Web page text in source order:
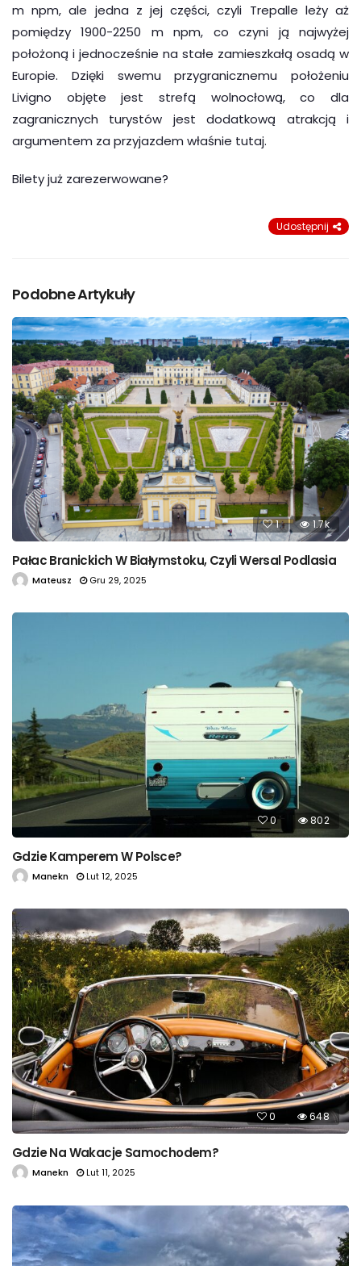
m npm, ale jedna z jej części, czyli Trepalle leży aż
pomiędzy 1900-2250 m npm, co czyni ją najwyżej
położoną i jednocześnie na stałe zamieszkałą osadą w
Europie. Dzięki swemu przygranicznemu położeniu
Livigno objęte jest strefą wolnocłową, co dla
zagranicznych turystów jest dodatkową atrakcją i
argumentem za przyjazdem właśnie tutaj.
Bilety już zarezerwowane?
Udostępnij
Podobne Artykuły
1 1.7k
Pałac Branickich W Białymstoku, Czyli Wersal Podlasia
Mateusz Gru 29, 2025
0 802
Gdzie Kamperem W Polsce?
Manekn Lut 12, 2025
0 648
Gdzie Na Wakacje Samochodem?
Manekn Lut 11, 2025